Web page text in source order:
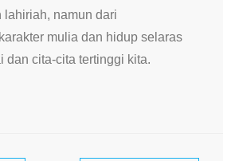
lahiriah, namun dari
mulia dan hidup selaras
dan cita-cita tertinggi kita.